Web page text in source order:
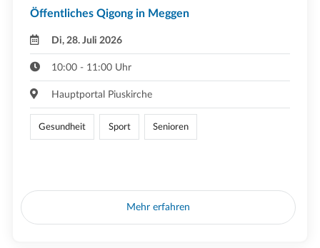
Öffentliches Qigong in Meggen
Di, 28. Juli 2026
10:00 - 11:00 Uhr
Hauptportal Piuskirche
Gesundheit Sport Senioren
Mehr erfahren